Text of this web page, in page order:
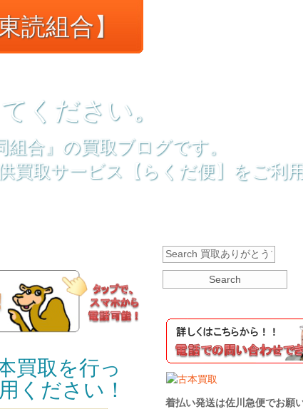
読組合】
ください。
合』の買取ブログです。
買取サービス【らくだ便】をご利
買取を行っ
ください！
着払い発送は佐川急便でお願